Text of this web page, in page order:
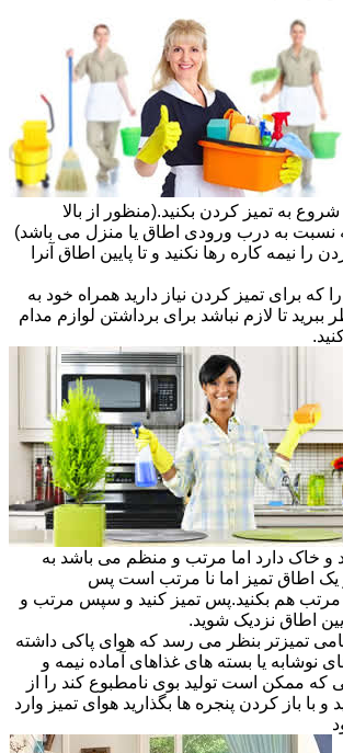
به تمیز کردن بکنید.(منظور از بالا
نسبت به درب ورودی اطاق یا منزل می باشد)
را نیمه کاره رها نکنید و تا پایین اطاق آنرا
که برای تمیز کردن نیاز دارید همراه خود به
ببرید تا لازم نباشد برای برداشتن لوازم مدام
و خاک دارد اما مرتب و منظم می باشد به
یک اطاق تمیز اما نا مرتب است پس
مرتب هم بکنید.پس تمیز کنید و سپس مرتب و
اطاق نزدیک شوید.
تمیزتر بنظر می رسد که هوای پاکی داشته
نوشابه یا بسته های غذاهای آماده نیمه و
که ممکن است تولید بوی نامطبوع کند را از
و با باز کردن پنجره ها بگذارید هوای تمیز وارد